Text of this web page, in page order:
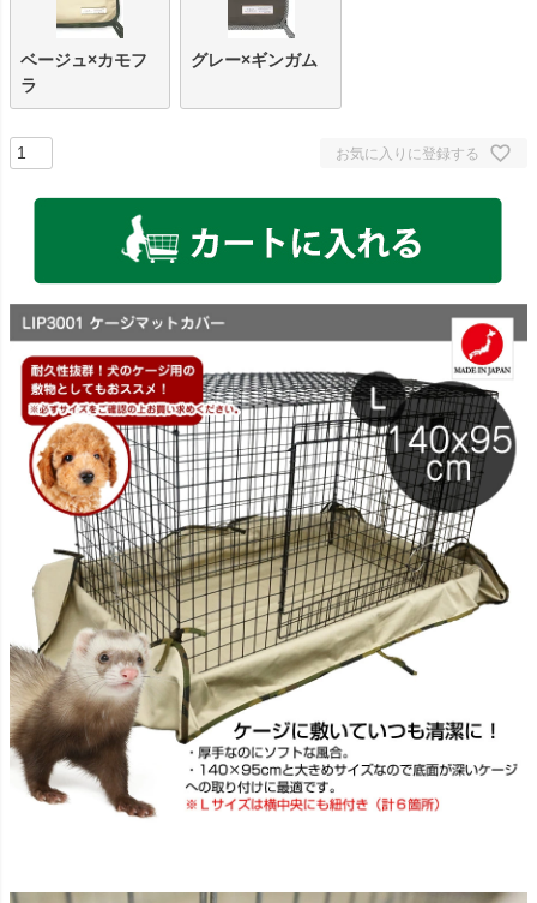
ベージュ×カモフ
ラ
グレー×ギンガム
お気に入りに登録する